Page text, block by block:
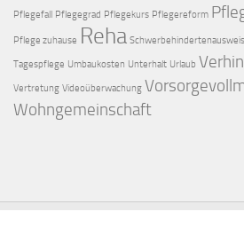
Pflegefall Pflegegrad Pflegekurs Pflegereform
Pflege zuhause Reha Schwerbehindertenausweis
Tagespflege Umbaukosten Unterhalt Urlaub
Vertretung Videoüberwachung
Wohngemeinschaft